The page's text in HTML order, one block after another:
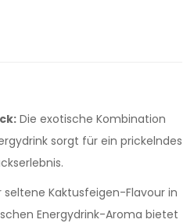
Die exotische Kombination
sorgt für ein prickelndes
seltene Kaktusfeigen-Flavour in
Energydrink-Aroma bietet